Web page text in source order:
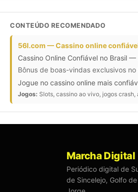
CONTEÚDO RECOMENDADO
56l.com — Cassino online
Cassino Online Confiável no Brasil
Bônus de boas-vindas exclusivos
Jogue no cassino online mais
Jogos: Slots, cassino ao vivo, jogos crash,
Marcha Digital
Periódico digital de
de Sincelejo, Golfo